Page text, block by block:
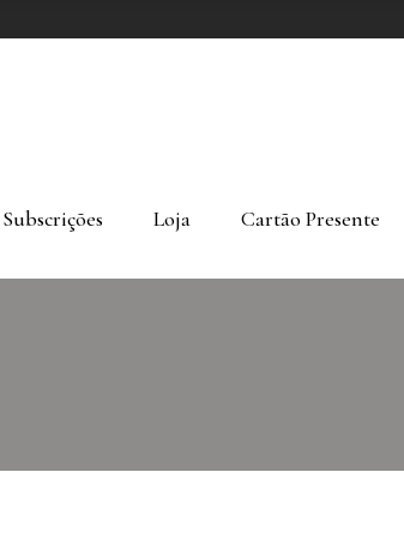
Subscrições Loja Cartão Presente